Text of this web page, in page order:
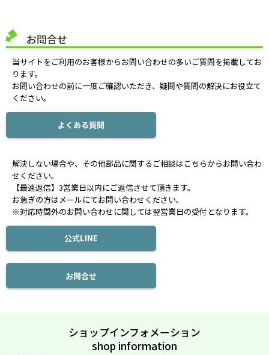
お問合せ
当サイトをご利用のお客様からお問い合わせの多いご質問を掲載してお
ります。
お問い合わせの前に一度ご確認いただき、疑問や質問の解決にお役立て
ください。
よくある質問
解決しない場合や、その他部品に関するご相談はこちらからお問い合わ
せください。
【最速返信】3営業日以内にご返信させて頂きます。
お急ぎの方はメールにてお問い合わせください。
※対応時間外のお問い合わせに関しては翌営業日の受付となります。
公式LINE
お問合せ
ショップインフォメーション
shop information